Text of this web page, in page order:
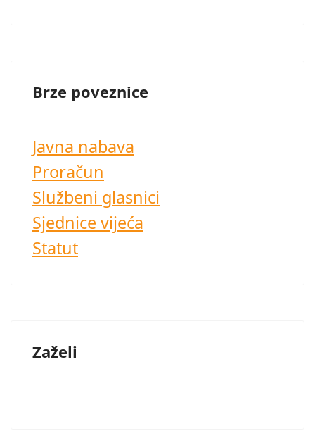
Brze poveznice
Javna nabava
Proračun
Službeni glasnici
Sjednice vijeća
Statut
Zaželi